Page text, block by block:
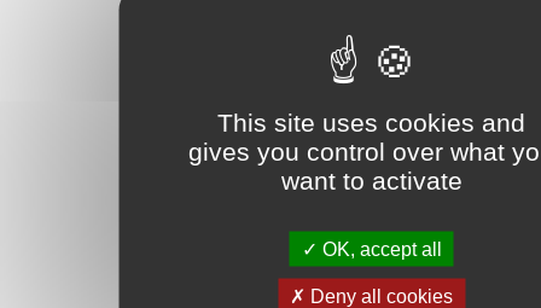
This site uses cookies and
gives you control over what
want to activate
OK, accept all
Deny all cookies